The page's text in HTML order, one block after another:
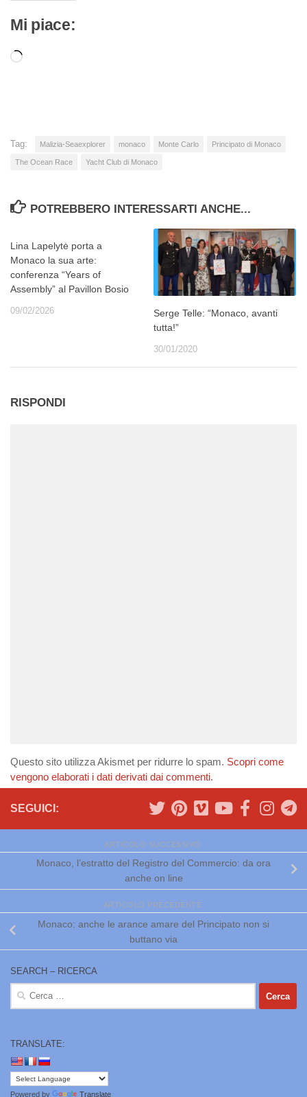
Mi piace:
Caricamento
Tag: Malizia-Seaexplorer monaco Monte Carlo Principato di Monaco
The Ocean Race Yacht Club di Monaco
POTREBBERO INTERESSARTI ANCHE...
Lina Lapelytė porta a
Monaco la sua arte:
conferenza “Years of
Assembly” al Pavillon Bosio
09/02/2026
Serge Telle: “Monaco, avanti
tutta!”
30/01/2020
RISPONDI
Questo sito utilizza Akismet per ridurre lo spam. Scopri come
vengono elaborati i dati derivati dai commenti.
SEGUICI:
ARTICOLO SUCCESSIVO
Monaco, l’estratto del Registro del Commercio: da ora
anche on line
ARTICOLO PRECEDENTE
Monaco: anche le arance amare del Principato non si
buttano via
SEARCH – RICERCA
Ricerca
per:
TRANSLATE:
Powered by Translate